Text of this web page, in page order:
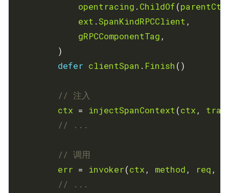
opentracing . ChildOf(parentCtx
ext .SpanKindRPCClient
gRPCComponentTag
defer clientSpan . Finish
// 注入
ctx = injectSpanContext(ctx ,
// ...
// 调用
err = invoker(ctx , method , req ,